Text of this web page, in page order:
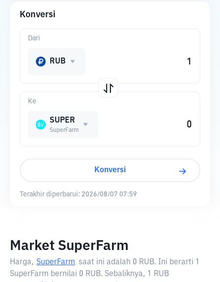
Konversi
Ke
SUPER
SuperFarm
Dari
RUB
Konversi
Terakhir diperbarui: 2026/08/07 07:59
Market SuperFarm
Harga, SuperFarm saat ini adalah 0 RUB. Ini berarti 1
SuperFarm bernilai 0 RUB. Sebaliknya, 1 RUB